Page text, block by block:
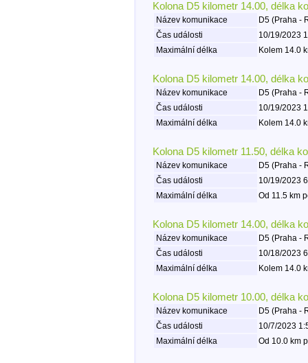
Kolona D5 kilometr 14.00, délka
Název komunikace
D5 (Praha -
Čas události
10/19/2023
Maximální délka
Kolem 14.0
Kolona D5 kilometr 14.00, délka
Název komunikace
D5 (Praha -
Čas události
10/19/2023
Maximální délka
Kolem 14.0
Kolona D5 kilometr 11.50, délka
Název komunikace
D5 (Praha -
Čas události
10/19/2023
Maximální délka
Od 11.5 km
Kolona D5 kilometr 14.00, délka
Název komunikace
D5 (Praha -
Čas události
10/18/2023
Maximální délka
Kolem 14.0
Kolona D5 kilometr 10.00, délka
Název komunikace
D5 (Praha -
Čas události
10/7/2023
Maximální délka
Od 10.0 km